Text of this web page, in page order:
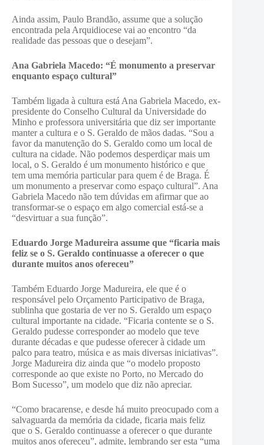
Ainda assim, Paulo Brandão, assume que a solução
encontrada pela Arquidiocese vai ao encontro “da
realidade das pessoas que o desejam”.
Ana Gabriela Macedo: “É monumento a preservar
enquanto espaço cultural”
Também ligada à cultura está Ana Gabriela Macedo, ex-
presidente do Conselho Cultural da Universidade do
Minho e professora universitária que diz ser importante
manter a cultura e o S. Geraldo de mãos dadas. “Sou a
favor da manutenção do S. Geraldo como um local de
cultura na cidade. Não podemos desperdiçar mais um
local, o S. Geraldo é um monumento histórico e que
tem uma memória particular para quem é de Braga. É
um monumento a preservar como espaço cultural”. Ana
Gabriela Macedo não tem dúvidas em afirmar que ao
transformar-se o espaço em algo comercial está-se a
“desvirtuar a sua função”.
Eduardo Jorge Madureira assume que “ficaria mais
feliz se o S. Geraldo continuasse a oferecer o que
durante muitos anos ofereceu”
Também Eduardo Jorge Madureira, ele que é o
responsável pelo Orçamento Participativo de Braga,
sublinha que gostaria de ver no S. Geraldo um espaço
cultural importante na cidade. “Ficaria contente se o S.
Geraldo pudesse corresponder ao modelo que teve
durante décadas e que pudesse oferecer à cidade um
palco para teatro, música e as mais diversas iniciativas”.
Jorge Madureira diz ainda que “o modelo proposto
corresponde ao que existe no Porto, no Mercado do
Bom Sucesso”, um modelo que diz não apreciar.
“Como bracarense, e desde há muito preocupado com a
salvaguarda da memória da cidade, ficaria mais feliz
que o S. Geraldo continuasse a oferecer o que durante
muitos anos ofereceu”, admite, lembrando ser esta “uma